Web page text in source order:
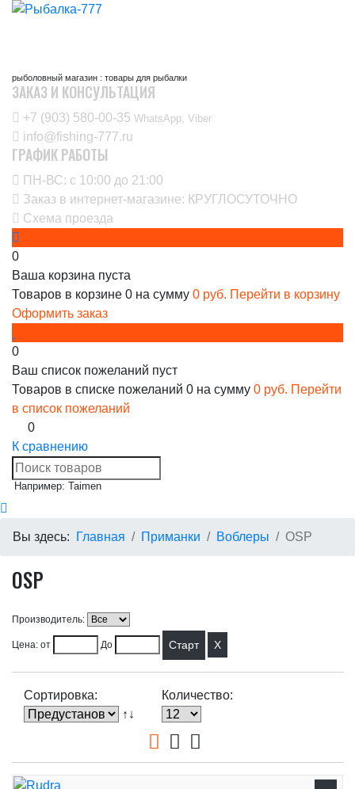
рыболовный магазин : товары для рыбалки
ЗАКАЗ И КОНСУЛЬТАЦИЯ
+7 (903) 580-00-35‬ WhatsApp, Viber
info@fishing-777.ru
ГРАФИК РАБОТЫ
ПН-ВС: с 10:00 до 21:00
Заказ в интернет-магазине: КРУГЛОСУТОЧНО
Схема проезда
0
Ваша корзина пуста
Товаров в корзине 0 на сумму 0 руб. Перейти в корзину
Оформить заказ
0
Ваш список пожеланий пуст
Товаров в списке пожеланий 0 на сумму 0 руб. Перейти
в список пожеланий
0
К сравнению
Например: Taimen
Вы здесь: Главная Приманки Воблеры OSP
OSP
Производитель:
Цена: от До X
Сортировка:
↑↓
Количество: